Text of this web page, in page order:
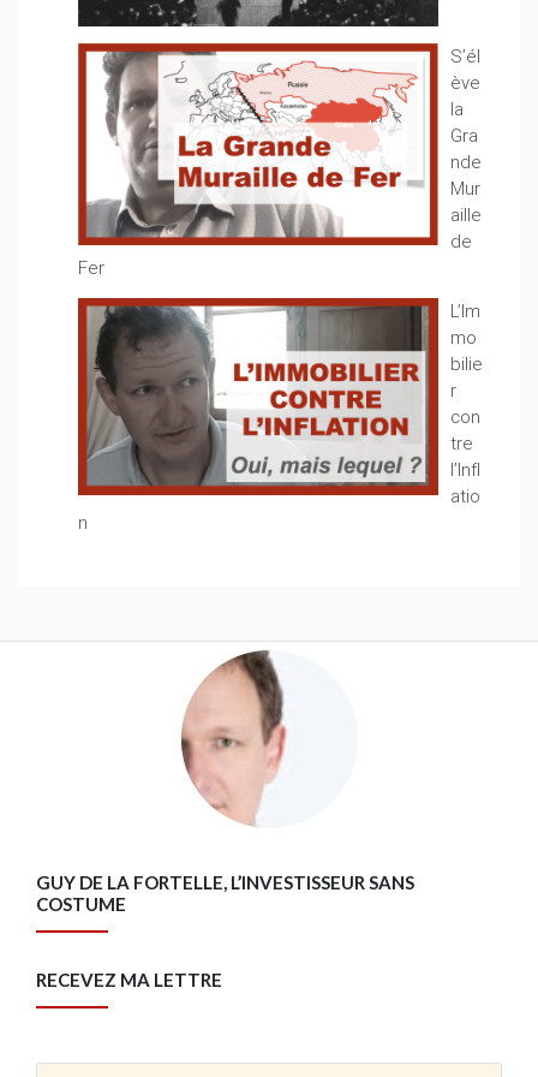
S’él
ève
la
Gra
nde
Mur
aille
de
Fer
L’Im
mo
bilie
r
con
tre
l’Infl
atio
n
GUY DE LA FORTELLE, L’INVESTISSEUR SANS
COSTUME
RECEVEZ MA LETTRE